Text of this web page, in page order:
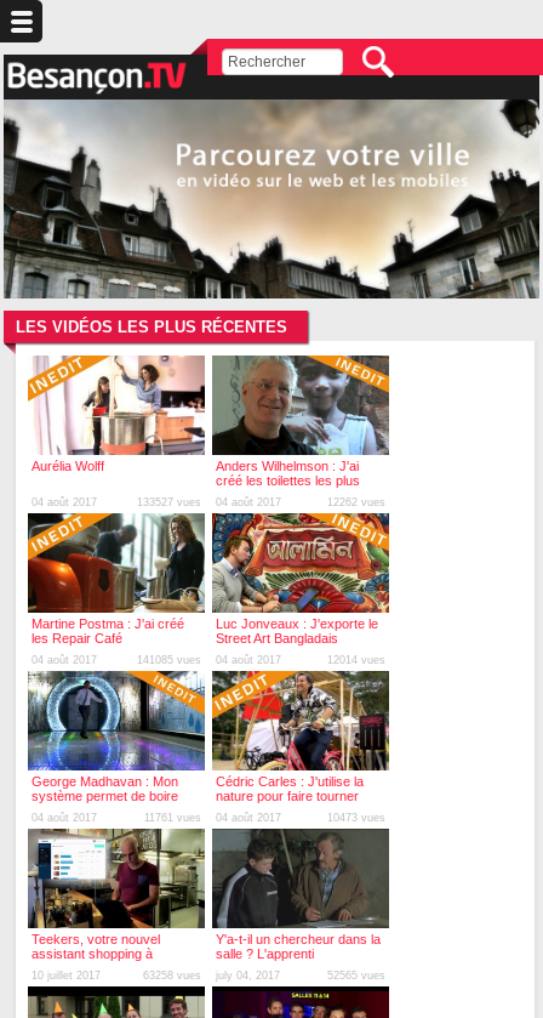
LES VIDÉOS LES PLUS RÉCENTES
Aurélia Wolff
04 août 2017 133527 vues
Anders Wilhelmson : J'ai
créé les toilettes les plus
simples du monde
04 août 2017 12262 vues
Martine Postma : J'ai créé
les Repair Café
04 août 2017 141085 vues
Luc Jonveaux : J'exporte le
Street Art Bangladais
04 août 2017 12014 vues
George Madhavan : Mon
système permet de boire
l'eau des toilettes
04 août 2017 11761 vues
Cédric Carles : J'utilise la
nature pour faire tourner
mes platines
04 août 2017 10473 vues
Teekers, votre nouvel
assistant shopping à
Besançon !
10 juillet 2017 63258 vues
Y'a-t-il un chercheur dans la
salle ? L'apprenti
july 04, 2017 52565 vues